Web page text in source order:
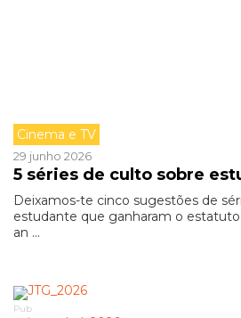
Cinema e TV
29 junho 2026
5 séries de culto sobre
Deixamos-te cinco sugestões de
estudante que ganharam o
an ...
Pub